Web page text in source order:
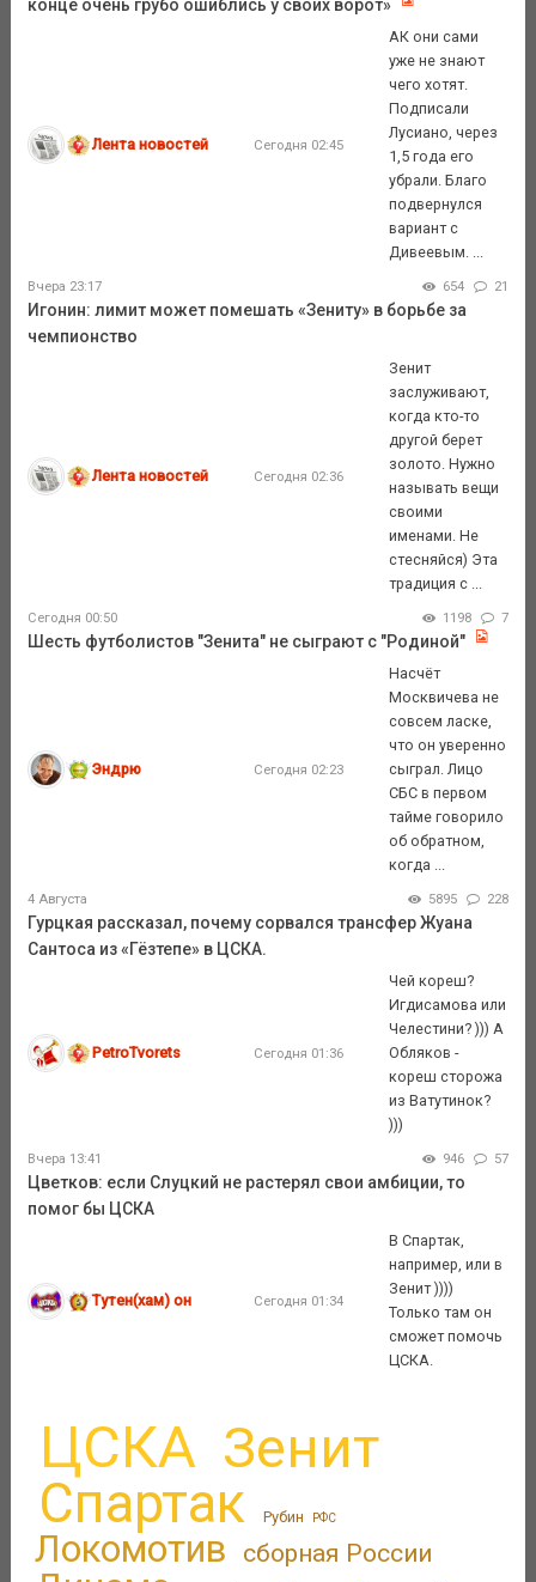
конце очень грубо ошиблись у своих ворот»
Лента новостей Сегодня 02:45
АК они сами
уже не знают
чего хотят.
Подписали
Лусиано, через
1,5 года его
убрали. Благо
подвернулся
вариант с
Дивеевым. ...
Вчера 23:17 654 21
Игонин: лимит может помешать «Зениту» в борьбе за
чемпионство
Лента новостей Сегодня 02:36
Зенит
заслуживают,
когда кто-то
другой берет
золото. Нужно
называть вещи
своими
именами. Не
стесняйся) Эта
традиция с ...
Сегодня 00:50 1198 7
Шесть футболистов "Зенита" не сыграют с "Родиной"
Эндрю Сегодня 02:23
Насчёт
Москвичева не
совсем ласке,
что он уверенно
сыграл. Лицо
СБС в первом
тайме говорило
об обратном,
когда ...
4 Августа 5895 228
Гурцкая рассказал, почему сорвался трансфер Жуана
Сантоса из «Гёзтепе» в ЦСКА.
PetroTvorets Сегодня 01:36
Чей кореш?
Игдисамова или
Челестини? ))) А
Обляков -
кореш сторожа
из Ватутинок?
)))
Вчера 13:41 946 57
Цветков: если Слуцкий не растерял свои амбиции, то
помог бы ЦСКА
Тутен(хам) он Сегодня 01:34
В Спартак,
например, или в
Зенит ))))
Только там он
сможет помочь
ЦСКА.
ЦСКА Зенит
Спартак Рубин РФС
Локомотив сборная России